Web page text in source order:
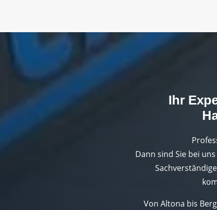
Ihr
Dann sind Sie bei
Von Altona bis